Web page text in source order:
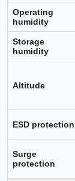
Operating
humidity
Storage
humidity
Altitude
ESD protection
Surge
protection